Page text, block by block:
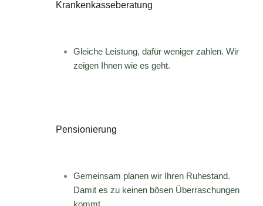
Krankenkasseberatung
Gleiche Leistung, dafür weniger zahlen. Wir
zeigen Ihnen wie es geht.
Pensionierung
Gemeinsam planen wir Ihren Ruhestand.
Damit es zu keinen bösen Überraschungen